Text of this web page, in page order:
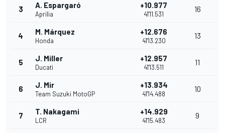
3 A. Espargaró
Aprilia
+10.977
41'11.531
16
4 M. Márquez
Honda
+12.676
41'13.230
13
5 J. Miller
Ducati
+12.957
41'13.511
11
6 J. Mir
Team Suzuki MotoGP
+13.934
41'14.488
10
7 T. Nakagami
LCR
+14.929
41'15.483
9